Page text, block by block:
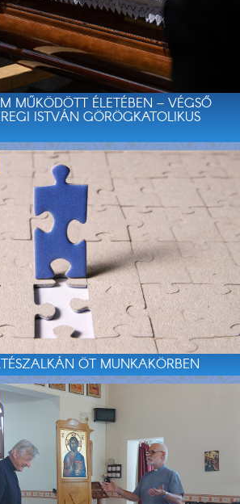
MŰKÖDÖTT ÉLETÉBEN – VÉGSŐ
ISTVÁN GÖRÖGKATOLIKUS
ÖT MUNKAKÖRBEN